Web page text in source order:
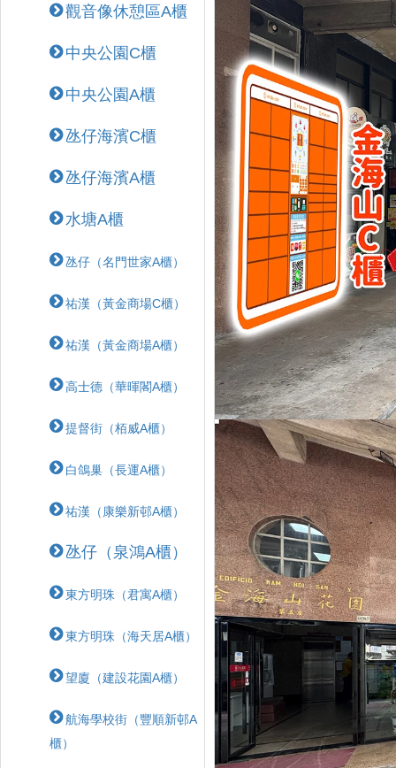
觀音像休憩區A櫃
中央公園C櫃
中央公園A櫃
氹仔海濱C櫃
氹仔海濱A櫃
水塘A櫃
氹仔（名門世家A櫃）
祐漢（黃金商場C櫃）
祐漢（黃金商場A櫃）
高士德（華暉閣A櫃）
提督街（栢威A櫃）
白鴿巢（長運A櫃）
祐漢（康樂新邨A櫃）
氹仔（泉鴻A櫃）
東方明珠（君寓A櫃）
東方明珠（海天居A櫃）
望廈（建設花園A櫃）
航海學校街（豐順新邨A
櫃）